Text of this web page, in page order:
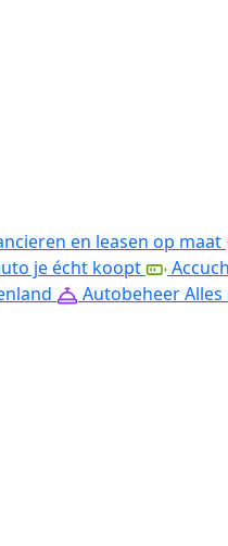
en leasen op maat
je écht koopt
Autobeheer